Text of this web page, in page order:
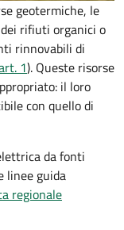
geotermiche, le
rifiuti organici o
rinnovabili di
1). Queste risorse
il loro
con quello di
da fonti
linee guida
regionale